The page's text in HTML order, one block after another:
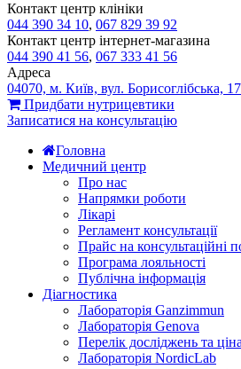
Контакт центр клініки
044 390 34 10, 067 829 39 92
Контакт центр інтернет-магазина
044 390 41 56, 067 333 41 56
Адреса
04070, м. Київ, вул. Борисоглібська,
Придбати нутрицевтики
Записатися на консультацію
Головна
Медичний центр
Про нас
Напрямки роботи
Лікарі
Регламент консультації
Прайс на консультаційні
Програма лояльності
Публічна інформація
Діагностика
Лабораторія Ganzimmun
Лабораторія Genova
Перелік досліджень та
Лабораторія NordicLab